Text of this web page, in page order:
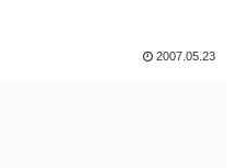
2007.05.23